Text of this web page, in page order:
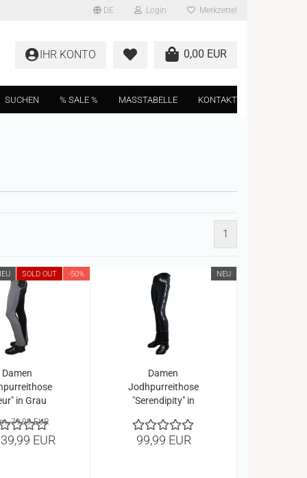
DE Login Merkzettel
0,00 EUR
IHR KONTO
SUCHEN % SALE % MASSTABELLE KONTAKT
1
SOLD OUT -50%
Damen
in Grau
79,99 EUR
EUR
NEU
Damen
Jodhpurreithose
"Serendipity" in
99,99 EUR